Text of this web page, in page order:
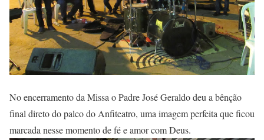
No encerramento da Missa o Padre José Geraldo deu a bênção
final direto do palco do Anfiteatro, uma imagem perfeita que ficou
marcada nesse momento de fé e amor com Deus.